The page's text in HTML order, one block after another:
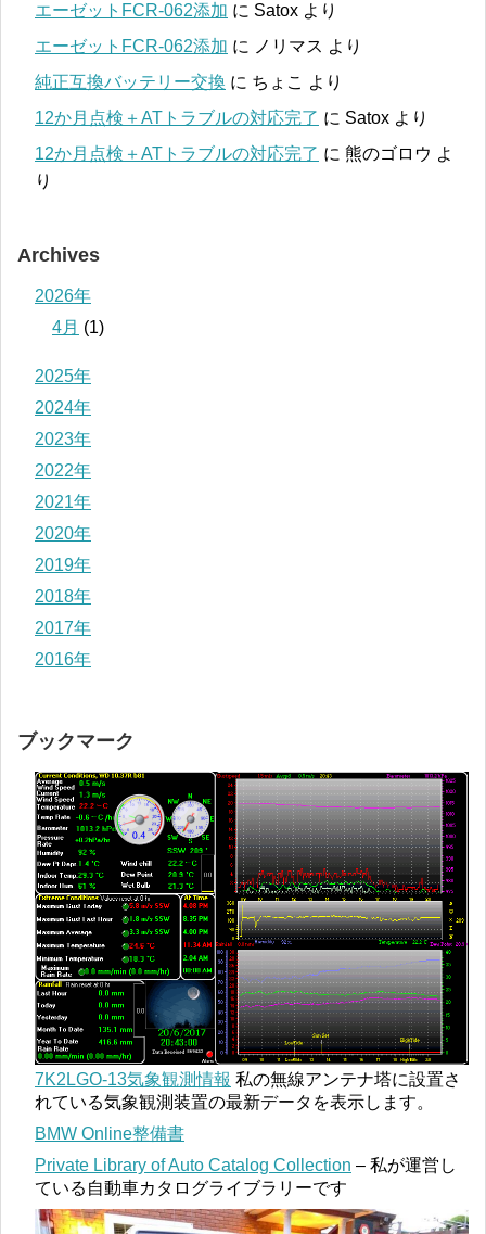
エーゼットFCR-062添加 に Satox より
エーゼットFCR-062添加 に ノリマス より
純正互換バッテリー交換 に ちょこ より
12か月点検＋ATトラブルの対応完了 に Satox より
12か月点検＋ATトラブルの対応完了 に 熊のゴロウ よ
り
Archives
2026年
4月 (1)
2025年
2024年
2023年
2022年
2021年
2020年
2019年
2018年
2017年
2016年
ブックマーク
7K2LGO-13気象観測情報 私の無線アンテナ塔に設置さ
れている気象観測装置の最新データを表示します。
BMW Online整備書
Private Library of Auto Catalog Collection – 私が運営し
ている自動車カタログライブラリーです